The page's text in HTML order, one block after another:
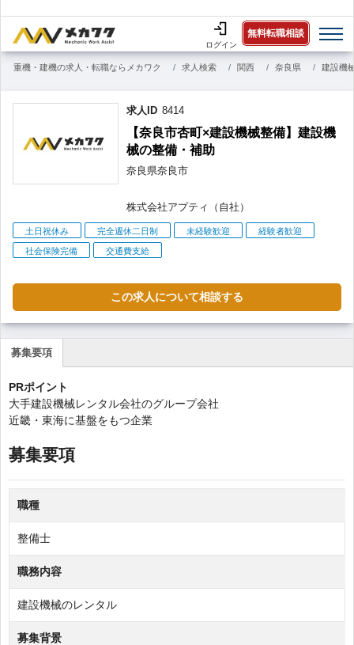
ログイン
無料転職相談
重機・建機の求人・転職ならメカワク 求人検索 関西 奈良県 建設機
求人ID 8414
【奈良市杏町×建設機械整備】建設機
械の整備・補助
奈良県奈良市
株式会社アプティ（自社）
だ
わ
土日祝休み 完全週休二日制 未経験歓迎 経験者歓迎
社会保険完備 交通費支給
この求人について相談する
募集要項
ク
テ
ィ
ブ
タ
PRポイント
大手建設機械レンタル会社のグループ会社
近畿・東海に基盤をもつ企業
募集要項
職種
整備士
職務内容
建設機械のレンタル
募集背景